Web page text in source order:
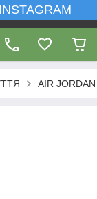
AIR JORDAN